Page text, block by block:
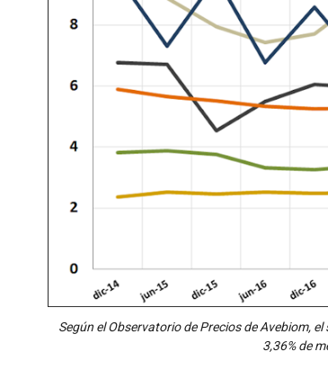
Según el Observatorio de Precios de Avebiom,
3,36% de